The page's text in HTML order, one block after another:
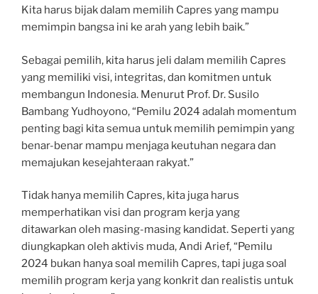
Kita harus bijak dalam memilih Capres yang mampu
memimpin bangsa ini ke arah yang lebih baik.”
Sebagai pemilih, kita harus jeli dalam memilih Capres
yang memiliki visi, integritas, dan komitmen untuk
membangun Indonesia. Menurut Prof. Dr. Susilo
Bambang Yudhoyono, “Pemilu 2024 adalah momentum
penting bagi kita semua untuk memilih pemimpin yang
benar-benar mampu menjaga keutuhan negara dan
memajukan kesejahteraan rakyat.”
Tidak hanya memilih Capres, kita juga harus
memperhatikan visi dan program kerja yang
ditawarkan oleh masing-masing kandidat. Seperti yang
diungkapkan oleh aktivis muda, Andi Arief, “Pemilu
2024 bukan hanya soal memilih Capres, tapi juga soal
memilih program kerja yang konkrit dan realistis untuk